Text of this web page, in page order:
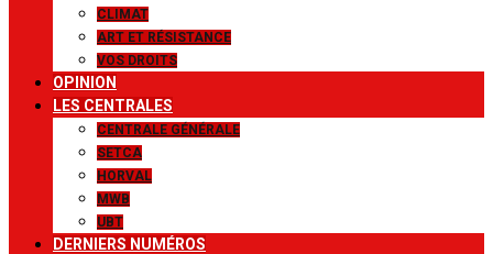
CLIMAT
ART ET RÉSISTANCE
VOS DROITS
OPINION
LES CENTRALES
CENTRALE GÉNÉRALE
SETCA
HORVAL
MWB
UBT
DERNIERS NUMÉROS